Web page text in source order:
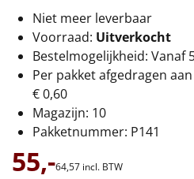
Alle kerstpakketten 2026
Thema
Origineel
Rituals
Luxe
Niet meer leverbaar
Voorraad: Uitverkocht
Bestelmogelijkheid: Vanaf
Per pakket afgedragen
€ 0,60
Magazijn: 10
Pakketnummer: P141
55,-64,57 incl. BTW